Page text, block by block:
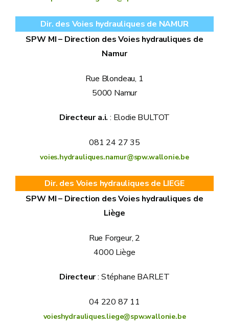
Dir. des Voies hydrauliques de NAMUR
SPW MI – Direction des Voies hydrauliques de
Namur
Rue Blondeau, 1
5000 Namur
Directeur a.i. : Elodie BULTOT
081 24 27 35
voies.hydrauliques.namur@spw.wallonie.be
Dir. des Voies hydrauliques de LIEGE
SPW MI – Direction des Voies hydrauliques de
Liège
Rue Forgeur, 2
4000 Liège
Directeur: Stéphane BARLET
04 220 87 11
voieshydrauliques.liege@spw.wallonie.be